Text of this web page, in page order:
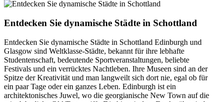
Entdecken Sie dynamische Städte in Schottland
Entdecken Sie dynamische Städte in Schottland Edinburgh und
Glasgow sind Weltklasse-Städte, bekannt für ihre lebhafte
Studentenschaft, bedeutende Sportveranstaltungen, beliebte
Festivals und ein verrücktes Nachtleben. Ihre Museen sind an der
Spitze der Kreativität und man langweilt sich dort nie, egal ob für
ein paar Tage oder ein ganzes Leben. Edinburgh ist ein
architektonisches Juwel, wo die georgianische New Town auf die